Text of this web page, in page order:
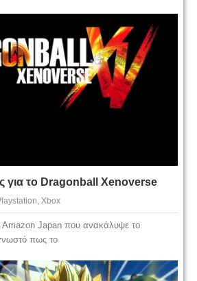
για το Dragonball Xenoverse
, Xbox
Αmazon Japan που ανακάλυψε το
πως το